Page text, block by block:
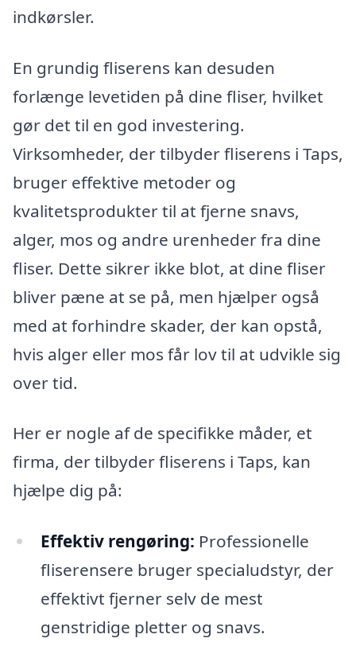
indkørsler.
En grundig fliserens kan desuden
forlænge levetiden på dine fliser, hvilket
gør det til en god investering.
Virksomheder, der tilbyder fliserens i Taps,
bruger effektive metoder og
kvalitetsprodukter til at fjerne snavs,
alger, mos og andre urenheder fra dine
fliser. Dette sikrer ikke blot, at dine fliser
bliver pæne at se på, men hjælper også
med at forhindre skader, der kan opstå,
hvis alger eller mos får lov til at udvikle sig
over tid.
Her er nogle af de specifikke måder, et
firma, der tilbyder fliserens i Taps, kan
hjælpe dig på:
Effektiv rengøring: Professionelle
fliserensere bruger specialudstyr, der
effektivt fjerner selv de mest
genstridige pletter og snavs.